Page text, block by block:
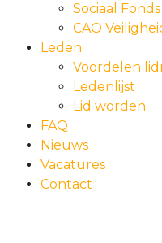
Sociaal
CAO
Leden
Voordelen
Ledenlijst
Lid worden
FAQ
Nieuws
Vacatures
Contact